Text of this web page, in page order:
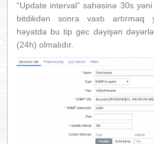
“Update interval” sahəsinə 30s
bitdikdən sonra vaxtı artırmaq
həyatda bu tip gec dəyişən
(24h) olmalıdır.